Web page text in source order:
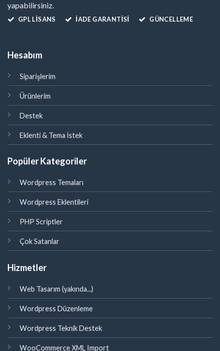
yapabilirsiniz.
GPL LISANS İADE GARANTİSİ GÜNCELLEME
Hesabım
Siparişlerim
Ürünlerim
Destek
Eklenti & Tema İstek
Popüler Kategoriler
Wordpress Temaları
Wordpress Eklentileri
PHP Scriptler
Çok Satanlar
Hizmetler
Web Tasarım (yakında...)
Wordpress Düzenleme
Wordpress Teknik Destek
WooCommerce XML Import